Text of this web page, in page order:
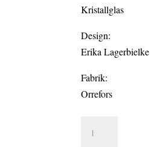
Kristallglas
Design:
Erika Lagerbielke
Fabrik:
Orrefors
GULD